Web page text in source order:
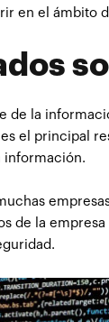
en el ámbito
de la
el principal
información.
de la